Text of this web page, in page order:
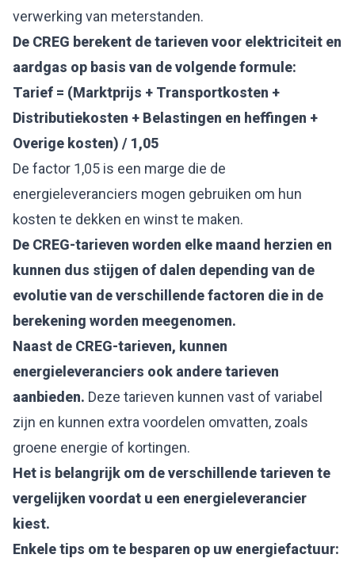
verwerking van meterstanden.
De CREG berekent de tarieven voor elektriciteit en
aardgas op basis van de volgende formule:
Tarief = (Marktprijs + Transportkosten +
Distributiekosten + Belastingen en heffingen +
Overige kosten) / 1,05
De factor 1,05 is een marge die de
energieleveranciers mogen gebruiken om hun
kosten te dekken en winst te maken.
De CREG-tarieven worden elke maand herzien en
kunnen dus stijgen of dalen depending van de
evolutie van de verschillende factoren die in de
berekening worden meegenomen.
Naast de CREG-tarieven, kunnen
energieleveranciers ook andere tarieven
aanbieden. Deze tarieven kunnen vast of variabel
zijn en kunnen extra voordelen omvatten, zoals
groene energie of kortingen.
Het is belangrijk om de verschillende tarieven te
vergelijken voordat u een energieleverancier
kiest.
Enkele tips om te besparen op uw energiefactuur: